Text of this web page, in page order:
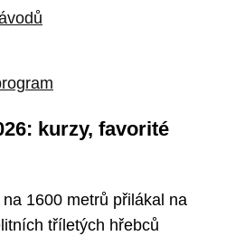
kurzy, favorité
1600 metrů přilákal na
tříletých hřebců